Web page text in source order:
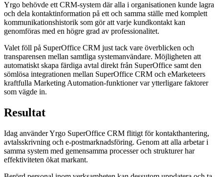
Yrgo behövde ett CRM-system där alla i organisationen kunde lagra
och dela kontaktinformation på ett och samma ställe med komplett
kommunikationshistorik som gör att varje kundkontakt kan
genomföras med en högre grad av professionalitet.
Valet föll på SuperOffice CRM just tack vare överblicken och
transparensen mellan samtliga systemanvändare. Möjligheten att
automatiskt skapa färdiga avtal direkt från SuperOffice samt den
sömlösa integrationen mellan SuperOffice CRM och eMarketeers
kraftfulla Marketing Automation-funktioner var ytterligare faktorer
som vägde in.
Resultat
Idag använder Yrgo SuperOffice CRM flitigt för kontakthantering,
avtalsskrivning och e-postmarknadsföring. Genom att alla arbetar i
samma system med gemensamma processer och strukturer har
effektiviteten ökat markant.